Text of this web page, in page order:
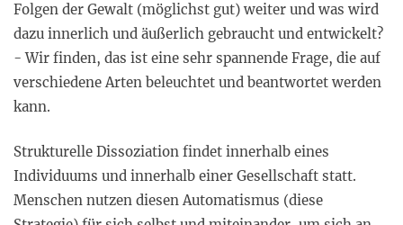
Folgen der Gewalt (möglichst gut) weiter und was wird
dazu innerlich und äußerlich gebraucht und entwickelt?
- Wir finden, das ist eine sehr spannende Frage, die auf
verschiedene Arten beleuchtet und beantwortet werden
kann.
Strukturelle Dissoziation findet innerhalb eines
Individuums und innerhalb einer Gesellschaft statt.
Menschen nutzen diesen Automatismus (diese